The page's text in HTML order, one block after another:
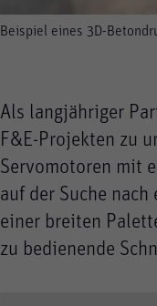
Beispiel eines 3D-
Als langjähriger
F&E-Projekten zu
Servomotoren mit
auf der Suche
einer breiten
zu bedienende